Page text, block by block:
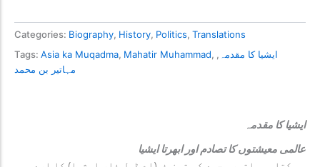
Categories: Biography, History, Politics, Translations
Tags: Asia ka Muqadma, Mahatir Muhammad, ایشیا کا مقدمہ ,
مہاتیر بن محمد
ایشیا کا مقدمہ
عالمی معیشتوں کا تصادم اور ابھرتا ایشیا